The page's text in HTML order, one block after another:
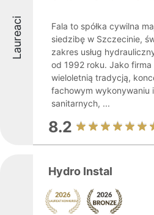
Laureaci
Fala to spółka cywilna
siedzibę w Szczecinie,
zakres usług
od 1992 roku. Jako firma
wieloletnią tradycją,
fachowym wykonywaniu
sanitarnych, ...
8.2
Hydro Instal